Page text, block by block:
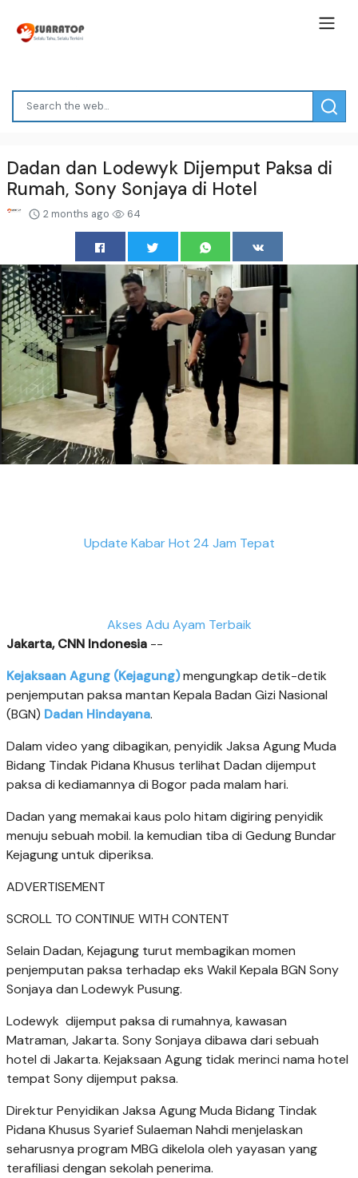
Dadan dan Lodewyk Dijemput Paksa di
Rumah, Sony Sonjaya di Hotel
2 months ago 64
Update Kabar Hot 24 Jam Tepat
Akses Adu Ayam Terbaik
Jakarta, CNN Indonesia --
Kejaksaan Agung (Kejagung)mengungkap detik-detik
penjemputan paksa mantan Kepala Badan Gizi Nasional
(BGN) Dadan Hindayana.
Dalam video yang dibagikan, penyidik Jaksa Agung Muda
Bidang Tindak Pidana Khusus terlihat Dadan dijemput
paksa di kediamannya di Bogor pada malam hari.
Dadan yang memakai kaus polo hitam digiring penyidik
menuju sebuah mobil. Ia kemudian tiba di Gedung Bundar
Kejagung untuk diperiksa.
ADVERTISEMENT
SCROLL TO CONTINUE WITH CONTENT
Selain Dadan, Kejagung turut membagikan momen
penjemputan paksa terhadap eks Wakil Kepala BGN Sony
Sonjaya dan Lodewyk Pusung.
Lodewyk dijemput paksa di rumahnya, kawasan
Matraman, Jakarta. Sony Sonjaya dibawa dari sebuah
hotel di Jakarta. Kejaksaan Agung tidak merinci nama hotel
tempat Sony dijemput paksa.
Direktur Penyidikan Jaksa Agung Muda Bidang Tindak
Pidana Khusus Syarief Sulaeman Nahdi menjelaskan
seharusnya program MBG dikelola oleh yayasan yang
terafiliasi dengan sekolah penerima.